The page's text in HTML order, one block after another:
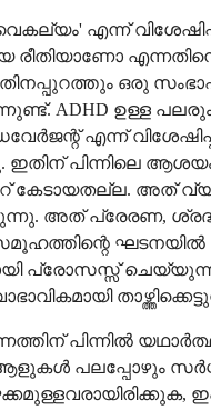
എന്ന്
ഒരു
ADHD ഉള്ള
എന്ന്
ഇതിന് പിന്നിലെ
കേടായതല്ല. അത്
അത് പ്രേരണ,
ഘടനയിൽ
പ്രോസസ്സ്
പിന്നിൽ
ആളുകൾ പലപ്പോഴും